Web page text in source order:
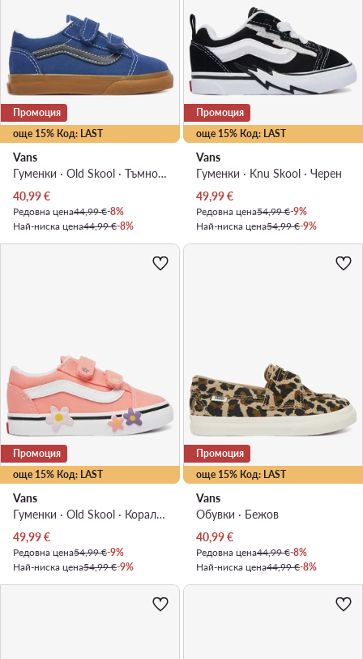
още 15% Код: LAST
Промоция
Vans
Гуменки · Old Skool · Тъмносин
Актуална цена
40,99€
Редовна цена44,99 €-8%
Най-ниска цена44,99 €-8%
още 15% Код: LAST
Промоция
Vans
Гуменки · Knu Skool · Черен
Актуална цена
49,99€
Редовна цена54,99 €-9%
Най-ниска цена54,99 €-9%
още 15% Код: LAST
Промоция
Vans
Гуменки · Old Skool · Коралов
Актуална цена
49,99€
Редовна цена54,99 €-9%
Най-ниска цена54,99 €-9%
още 15% Код: LAST
Промоция
Vans
Обувки · Бежов
Актуална цена
40,99€
Редовна цена44,99 €-8%
Най-ниска цена44,99 €-8%